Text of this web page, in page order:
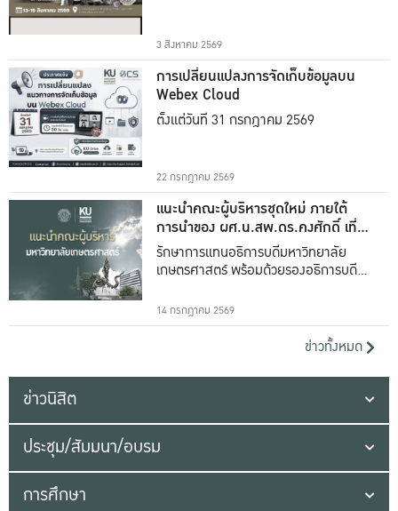
3 สิงหาคม 2569
การเปลี่ยนแปลงการจัดเก็บข้อมูลบน
Webex Cloud
ตั้งแต่วันที่ 31 กรกฎาคม 2569
22 กรกฎาคม 2569
แนะนำคณะผู้บริหารชุดใหม่ ภายใต้
การนำของ ผศ.น.สพ.ดร.คงศักดิ์ เที่ยง
ธรรม
รักษาการแทนอธิการบดีมหาวิทยาลัย
เกษตรศาสตร์ พร้อมด้วยรองอธิการบดีทั้ง
14 กรกฎาคม 2569
ข่าวทั้งหมด
ข่าวนิสิต
ประชุม/สัมมนา/อบรม
การศึกษา